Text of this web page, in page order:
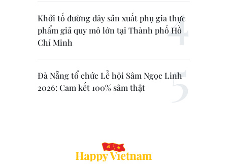
Khởi tố đường dây sản xuất phụ gia thực
phẩm giả quy mô lớn tại Thành phố Hồ
Chí Minh
Đà Nẵng tổ chức Lễ hội Sâm Ngọc Linh
2026: Cam kết 100% sâm thật